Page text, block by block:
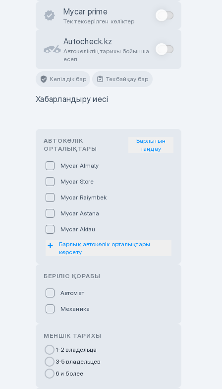
Mycar prime
Тек тексерілген көліктер
Autocheck.kz
Автокөліктің тарихы бойынша
есеп
Кепілдік бар Техбайқау бар
Хабарландыру иесі
АВТОКӨЛІК
ОРТАЛЫҚТАРЫ
Барлығын
таңдау
Mycar Almaty
Mycar Store
Mycar Raiymbek
Mycar Astana
Mycar Aktau
Mycar Uralsk
Haval & Tank Pavlodar
Bavaria Almaty
Mycar Shymkent
Changan Auto Nurly Zhol
Барлық автокөлік орталықтары
көрсету
БЕРІЛІС ҚОРАБЫ
Автомат
Механика
МЕНШІК ТАРИХЫ
1-2 владельца
3-5 владельцев
6 и более